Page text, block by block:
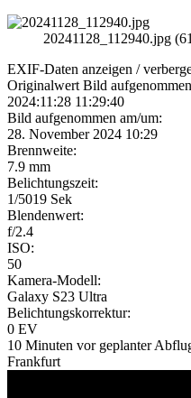
20241128_112940.jpg
EXIF-Daten anzeigen /
Originalwert Bild
2024:11:28 11:29:40
Bild aufgenommen am/um:
28. November 2024 10:29
Brennweite:
7.9 mm
Belichtungszeit:
1/5019 Sek
Blendenwert:
f/2.4
ISO:
50
Kamera-Modell:
Galaxy S23 Ultra
Belichtungskorrektur:
0 EV
10 Minuten vor geplanter
Frankfurt